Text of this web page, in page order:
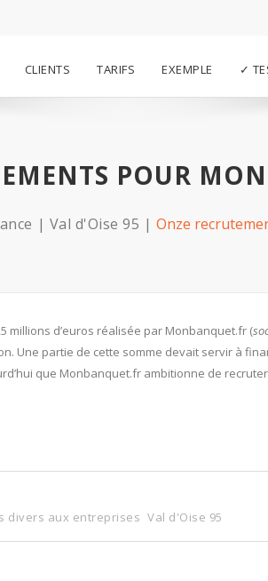
CLIENTS TARIFS EXEMPLE ✓
POUR
Val d'Oise 95 Onze
millions d’euros réalisée par Monbanquet.fr (
Une partie de cette somme devait servir à
que Monbanquet.fr ambitionne de
divers aux entreprises Val d'Oise 95